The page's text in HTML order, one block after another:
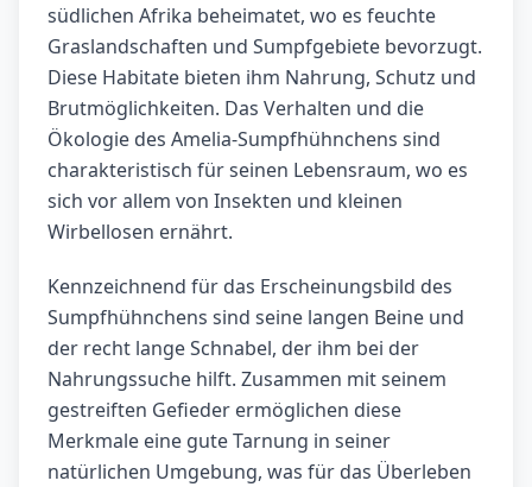
südlichen Afrika beheimatet, wo es feuchte
Graslandschaften und Sumpfgebiete bevorzugt.
Diese Habitate bieten ihm Nahrung, Schutz und
Brutmöglichkeiten. Das Verhalten und die
Ökologie des Amelia-Sumpfhühnchens sind
charakteristisch für seinen Lebensraum, wo es
sich vor allem von Insekten und kleinen
Wirbellosen ernährt.
Kennzeichnend für das Erscheinungsbild des
Sumpfhühnchens sind seine langen Beine und
der recht lange Schnabel, der ihm bei der
Nahrungssuche hilft. Zusammen mit seinem
gestreiften Gefieder ermöglichen diese
Merkmale eine gute Tarnung in seiner
natürlichen Umgebung, was für das Überleben